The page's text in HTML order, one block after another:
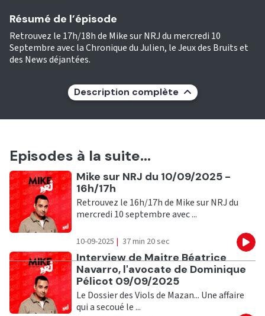
Résumé de l’épisode
Retrouvez le 17h/18h de Mike sur NRJ du mercredi 10
Septembre avec la Chronique du Julien, le Jeux des Bruits et
des News déjantées.
Description complète
Episodes à la suite...
Ecouter
Mike sur NRJ du 10/09/2025 -
16h/17h
Retrouvez le 16h/17h de Mike sur NRJ du
mercredi 10 septembre avec ...
10-09-2025 | 37 min 20 sec
Ecouter
Interview de Maitre Béatrice
Navarro, l'avocate de Dominique
Pélicot 09/09/2025
Le Dossier des Viols de Mazan... Une affaire
qui a secoué le ...